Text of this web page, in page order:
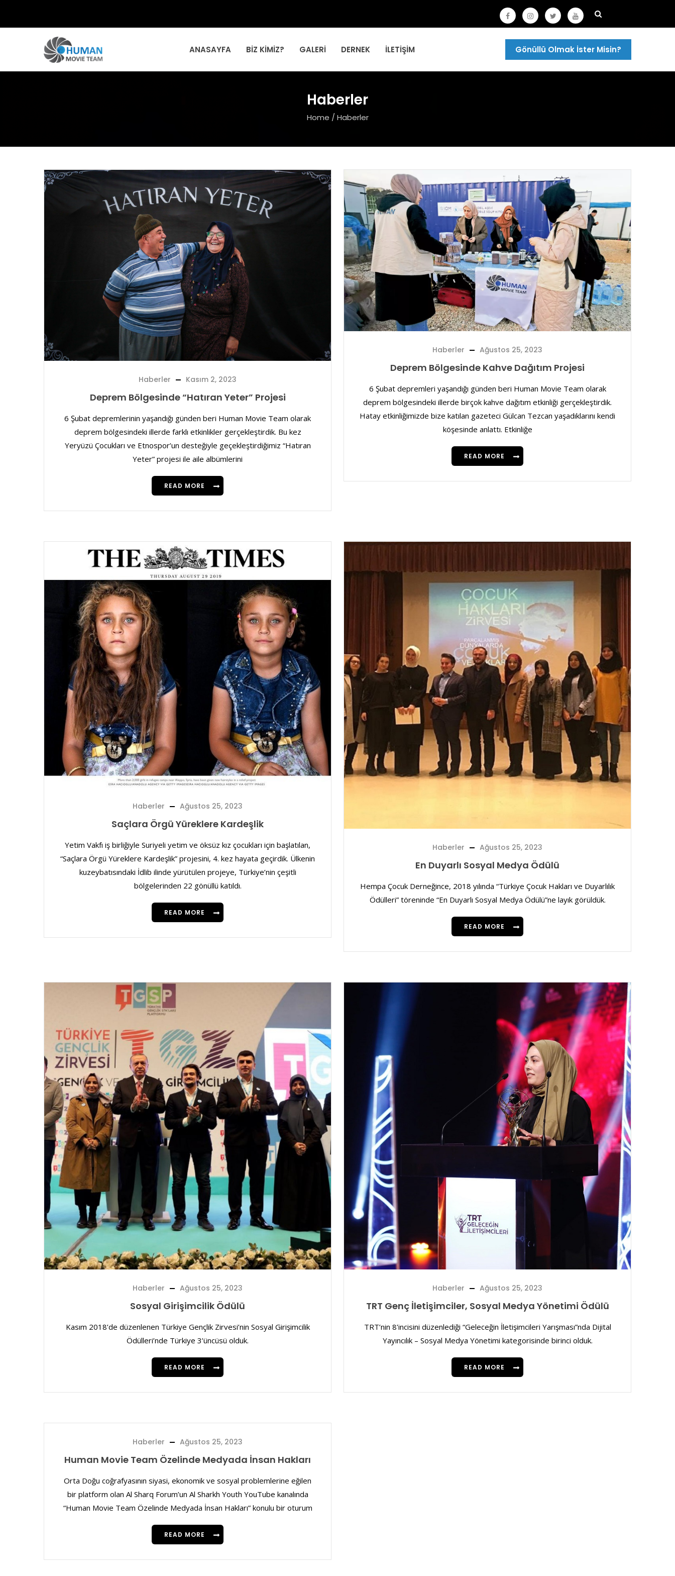
ANASAYFA BIZ KIMIZ? GALERI DERNEK İLETIŞIM Gönüllü Olmak İster Misin?
Haberler
Home / Haberler
Haberler Kasım 2, 2023
Deprem Bölgesinde “Hatıran Yeter” Projesi
6 Şubat depremlerinin yaşandığı günden beri Human Movie Team olarak
deprem bölgesindeki illerde farklı etkinlikler gerçekleştirdik. Bu kez
Yeryüzü Çocukları ve Etnospor’un desteğiyle geçekleştirdiğimiz “Hatıran
Yeter” projesi ile aile albümlerini
READ MORE
Haberler Ağustos 25, 2023
Deprem Bölgesinde Kahve Dağıtım Projesi
6 Şubat depremleri yaşandığı günden beri Human Movie Team olarak
deprem bölgesindeki illerde birçok kahve dağıtım etkinliği gerçekleştirdik.
Hatay etkinliğimizde bize katılan gazeteci Gülcan Tezcan yaşadıklarını kendi
köşesinde anlattı. Etkinliğe
READ MORE
Haberler Ağustos 25, 2023
Saçlara Örgü Yüreklere Kardeşlik
Yetim Vakfı iş birliğiyle Suriyeli yetim ve öksüz kız çocukları için başlatılan,
“Saçlara Örgü Yüreklere Kardeşlik” projesini, 4. kez hayata geçirdik. Ülkenin
kuzeybatısındaki İdlib ilinde yürütülen projeye, Türkiye’nin çeşitli
bölgelerinden 22 gönüllü katıldı.
READ MORE
Haberler Ağustos 25, 2023
En Duyarlı Sosyal Medya Ödülü
Hempa Çocuk Derneğince, 2018 yılında “Türkiye Çocuk Hakları ve Duyarlılık
Ödülleri” töreninde “En Duyarlı Sosyal Medya Ödülü”ne layık görüldük.
READ MORE
Haberler Ağustos 25, 2023
Sosyal Girişimcilik Ödülü
Kasım 2018’de düzenlenen Türkiye Gençlik Zirvesi’nin Sosyal Girişimcilik
Ödülleri’nde Türkiye 3’üncüsü olduk.
READ MORE
Haberler Ağustos 25, 2023
TRT Genç İletişimciler, Sosyal Medya Yönetimi Ödülü
TRT’nin 8’incisini düzenlediği “Geleceğin İletişimcileri Yarışması”nda Dijital
Yayıncılık – Sosyal Medya Yönetimi kategorisinde birinci olduk.
READ MORE
Haberler Ağustos 25, 2023
Human Movie Team Özelinde Medyada İnsan Hakları
Orta Doğu coğrafyasının siyasi, ekonomik ve sosyal problemlerine eğilen
bir platform olan Al Sharq Forum’un Al Sharkh Youth YouTube kanalında
“Human Movie Team Özelinde Medyada İnsan Hakları” konulu bir oturum
READ MORE